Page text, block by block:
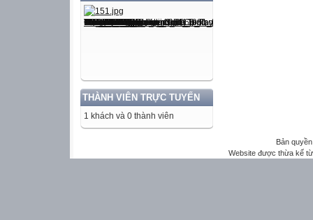
THÀNH VIÊN TRỰC TUYẾN
1 khách và 0 thành viên
Bản
Website được thừa kế